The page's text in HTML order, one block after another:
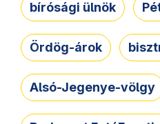
bírósági ülnök
Ördög-árok
Alsó-Jegenye-völgy